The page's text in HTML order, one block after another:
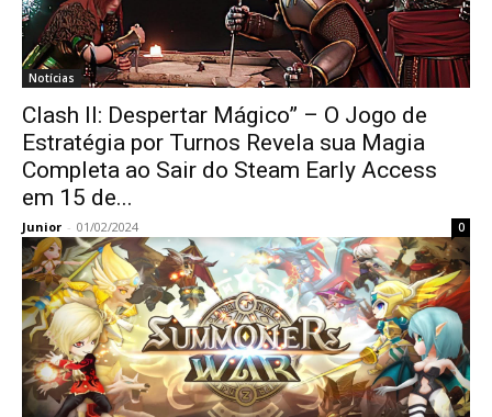
Notícias
Clash II: Despertar Mágico” – O Jogo de
Estratégia por Turnos Revela sua Magia
Completa ao Sair do Steam Early Access
em 15 de...
Junior - 01/02/2024 0